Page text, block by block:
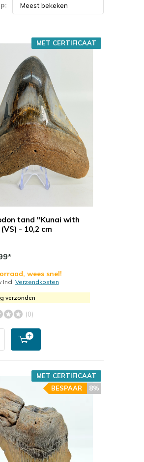
tand ''Kunai with
- 10,2 cm
MET CERTIFICAAT
wees snel!
Verzendkosten
verzonden
(0)
MET CERTIFICAAT
8%
BESPAAR